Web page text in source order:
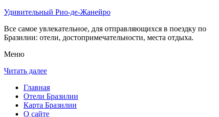
Удивительный Рио-де-Жанейро
Все самое увлекательное, для отправляющихся в поездку по
Бразилии: отели, достопримечательности, места отдыха.
Меню
Читать далее
Главная
Отели Бразилии
Карта Бразилии
О сайте